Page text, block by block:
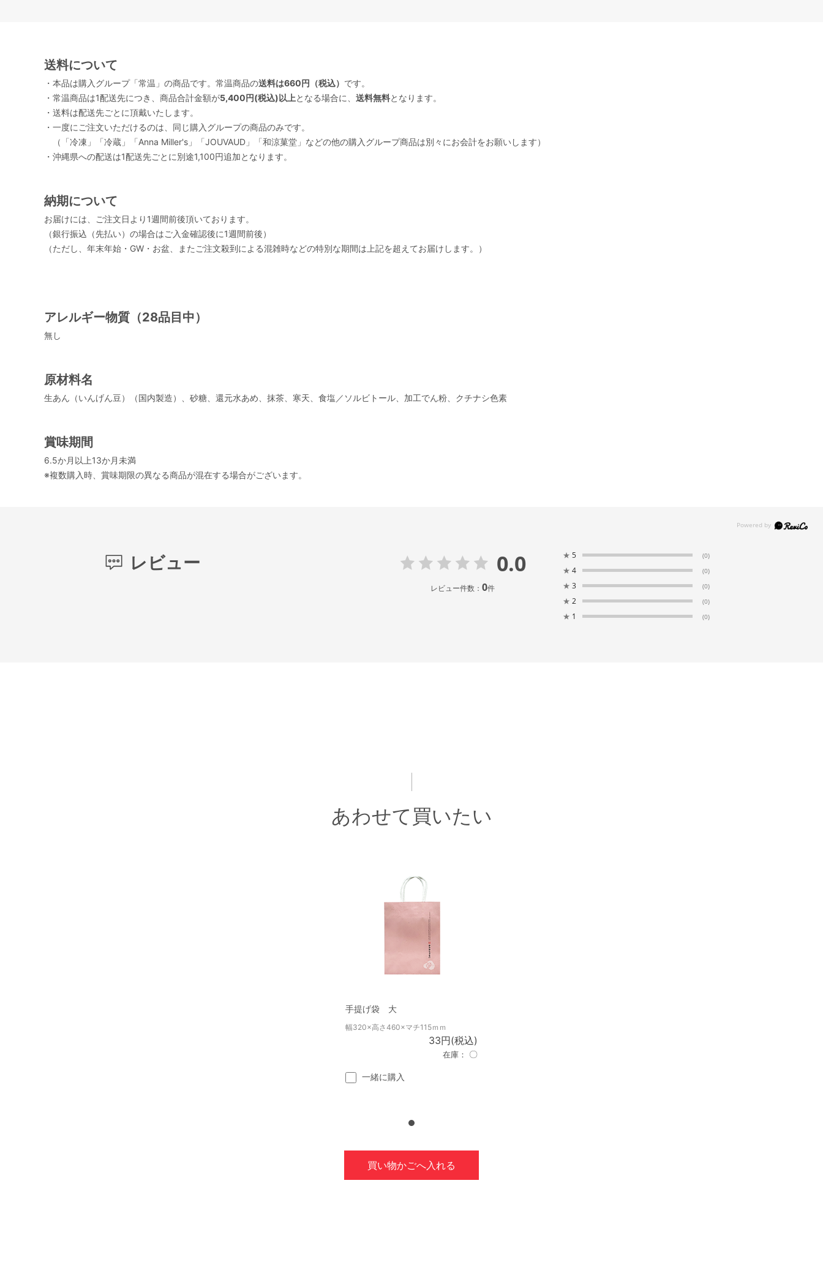
送料について
・本品は購入グループ「常温」の商品です。常温商品の送料は660円（税込） です。
・常温商品は1配送先につき、商品合計金額が5,400円(税込)以上となる場合に、 送料無料となります。
・送料は配送先ごとに頂戴いたします。
・一度にご注文いただけるのは、同じ購入グループの商品のみです。
（「冷凍」「冷蔵」「Anna Miller's」「JOUVAUD」「和涼菓堂」などの他の購入グループ商品は別々にお会計をお願いします）
・沖縄県への配送は1配送先ごとに別途1,100円追加となります。
納期について
お届けには、ご注文日より1週間前後頂いております。
（銀行振込（先払い）の場合はご入金確認後に1週間前後）
（ただし、年末年始・GW・お盆、またご注文殺到による混雑時などの特別な期間は上記を超えてお届けします。）
アレルギー物質（28品目中）
無し
原材料名
生あん（いんげん豆）（国内製造）、砂糖、還元水あめ、抹茶、寒天、食塩／ソルビトール、加工でん粉、クチナシ色素
賞味期間
6.5か月以上13か月未満
※複数購入時、賞味期限の異なる商品が混在する場合がございます。
レビュー 0.0
レビュー件数： 0件
★ 5 (0)
★ 4 (0)
★ 3 (0)
★ 2 (0)
★ 1 (0)
あわせて買いたい
手提げ袋 大
幅320×高さ460×マチ115ｍｍ
33円(税込)
在庫： 〇
一緒に購入
買い物かごへ入れる